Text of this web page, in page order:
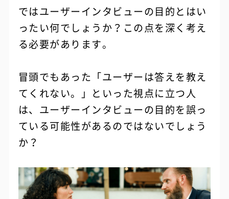
ではユーザーインタビューの目的とはい
ったい何でしょうか？この点を深く考え
る必要があります。
冒頭でもあった「ユーザーは答えを教え
てくれない。」といった視点に立つ人
は、ユーザーインタビューの目的を誤っ
ている可能性があるのではないでしょう
か？